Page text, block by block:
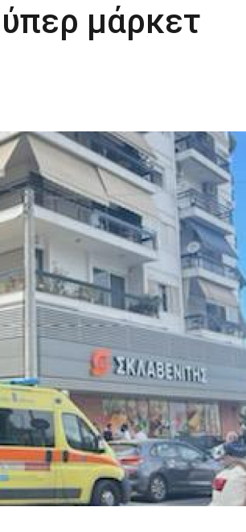
μάρκετ